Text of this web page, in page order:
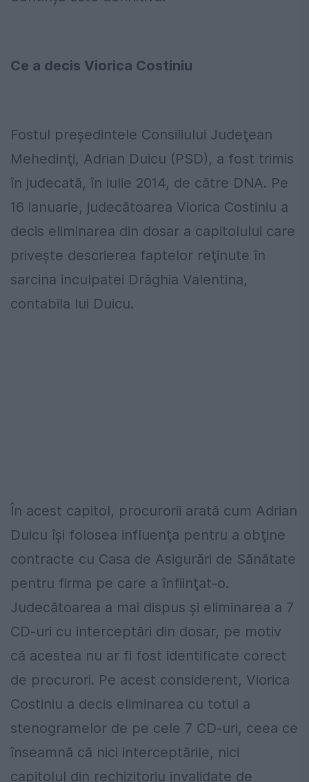
Ce a decis Viorica Costiniu
Fostul preşedintele Consiliului Judeţean
Mehedinţi, Adrian Duicu (PSD), a fost trimis
în judecată, în iulie 2014, de către DNA. Pe
16 ianuarie, judecătoarea Viorica Costiniu a
decis eliminarea din dosar a capitolului care
priveşte descrierea faptelor reţinute în
sarcina inculpatei Drăghia Valentina,
contabila lui Duicu.
În acest capitol, procurorii arată cum Adrian
Duicu îşi folosea influenţa pentru a obţine
contracte cu Casa de Asigurări de Sănătate
pentru firma pe care a înfiinţat-o.
Judecătoarea a mai dispus şi eliminarea a 7
CD-uri cu interceptări din dosar, pe motiv
că acestea nu ar fi fost identificate corect
de procurori. Pe acest considerent, Viorica
Costiniu a decis eliminarea cu totul a
stenogramelor de pe cele 7 CD-uri, ceea ce
înseamnă că nici interceptările, nici
capitolul din rechizitoriu invalidate de